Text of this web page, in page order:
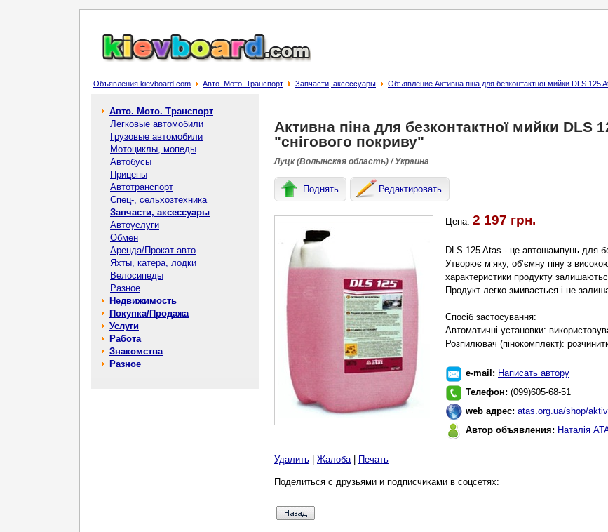
Объявления kievboard.com Авто. Мото. Транспорт Запчасти, аксессуары Объявление Активна піна для безконтактної мийки DLS 125
Авто. Мото. Транспорт
Легковые автомобили
Грузовые автомобили
Мотоциклы, мопеды
Автобусы
Прицепы
Автотранспорт
Спец-, cельхозтехника
Запчасти, аксессуары
Автоуслуги
Обмен
Аренда/Прокат авто
Яхты, катера, лодки
Велосипеды
Разное
Недвижимость
Покупка/Продажа
Услуги
Работа
Знакомства
Разное
Активна піна для безконтактної мийки DLS
"снігового покриву"
Луцк (Волынская область) / Украина
Поднять Редактировать
Цена: 2 197 грн.
DLS 125 Atas - це автошампунь для
Утворює м’яку, об’ємну піну з
характеристики продукту
Продукт легко змивається і не
Спосіб застосування:
Автоматичні установки:
Розпилювач (пінокомплект):
e-mail: Написать автору
Телефон: (099)605-68-51
web адрес: atas.org.ua/shop/
Автор объявления: Наталія
Удалить Жалоба| Печать
Поделиться с друзьями и подписчиками в соцсетях: